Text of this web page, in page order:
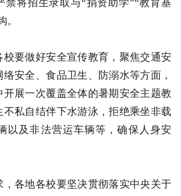
禁将招生录取与“捐资助学”“教育基
。
校要做好安全宣传教育，聚焦交通安
安全、食品卫生、防溺水等方面，
开展一次覆盖全体的暑期安全主题教
不私自结伴下水游泳，拒绝乘坐非载
以及非法营运车辆等，确保人身安
，各地各校要坚决贯彻落实中央关于